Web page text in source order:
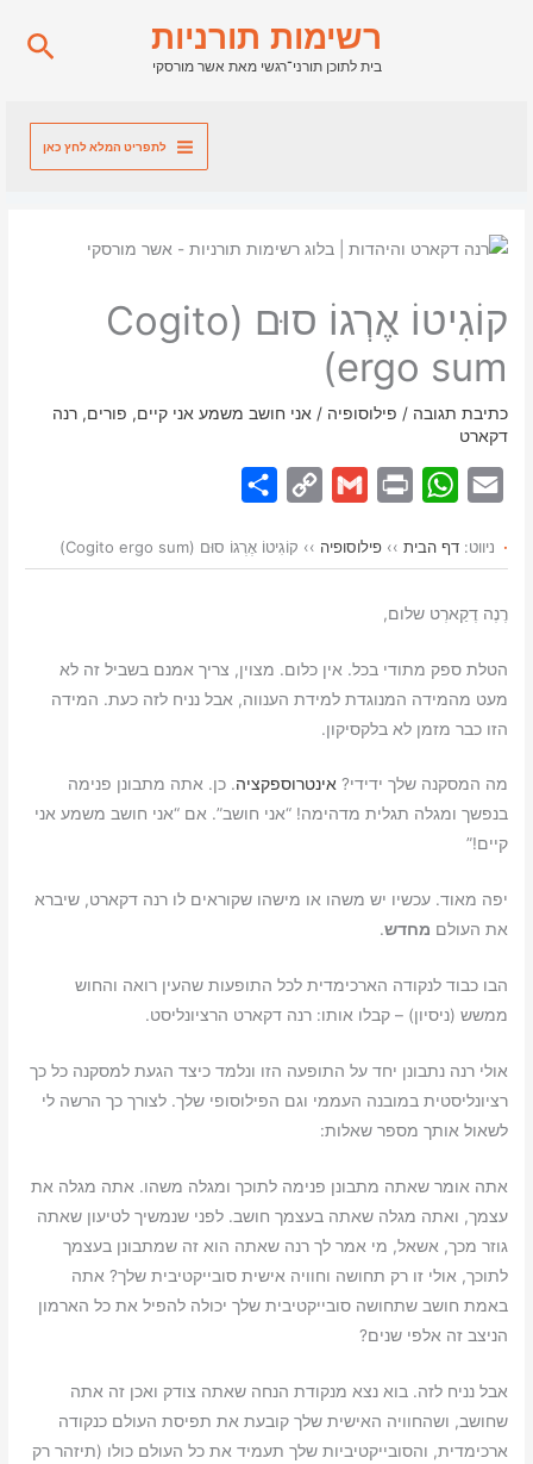
רשימות תורניות
בית לתוכן תורני־רגשי מאת אשר מורסקי
לתפריט המלא לחץ כאן
קוֹגִיטוֹ אֶרְגוֹ סוּם (Cogito
ergo sum)
כתיבת תגובה / פילוסופיה / אני חושב משמע אני קיים, פורים,רנה
דקארט
a
l
W
a
s
A
p
p
i
G
a
p
i
n
a
ניווט:דף הבית ››פילוסופיה ›› קוֹגִיטוֹ אֶרְגוֹ סוּם (Cogito ergo sum)
רֶנֶה דֶקַארְט שלום,
הטלת ספק מתודי בכל. אין כלום. מצוין, צריך אמנם בשביל זה לא
מעט מהמידה המנוגדת למידת הענווה, אבל נניח לזה כעת. המידה
הזו כבר מזמן לא בלקסיקון.
מה המסקנה שלך ידידי?אינטרוספקציה. כן. אתה מתבונן פנימה
בנפשך ומגלה תגלית מדהימה! “אני חושב”. אם “אני חושב משמע אני
קיים!”
יפה מאוד. עכשיו יש משהו או מישהו שקוראים לו רנה דקארט, שיברא
את העולם מחדש.
הבו כבוד לנקודה הארכימדית לכל התופעות שהעין רואה והחוש
ממשש (ניסיון) – קבלו אותו: רנה דקארט הרציונליסט.
אולי רנה נתבונן יחד על התופעה הזו ונלמד כיצד הגעת למסקנה כל כך
רציונליסטית במובנה העממי וגם הפילוסופי שלך. לצורך כך הרשה לי
לשאול אותך מספר שאלות:
אתה אומר שאתה מתבונן פנימה לתוכך ומגלה משהו. אתה מגלה את
עצמך, ואתה מגלה שאתה בעצמך חושב. לפני שנמשיך לטיעון שאתה
גוזר מכך, אשאל, מי אמר לך רנה שאתה הוא זה שמתבונן בעצמך
לתוכך, אולי זו רק תחושה וחוויה אישית סובייקטיבית שלך? אתה
באמת חושב שתחושה סובייקטיבית שלך יכולה להפיל את כל הארמון
הניצב זה אלפי שנים?
אבל נניח לזה. בוא נצא מנקודת הנחה שאתה צודק ואכן זה אתה
שחושב, ושהחוויה האישית שלך קובעת את תפיסת העולם כנקודה
ארכימדית, והסובייקטיביות שלך תעמיד את כל העולם כולו (תיזהר רק